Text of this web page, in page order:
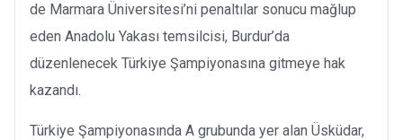
de Marmara Üniversitesi’ni penaltılar sonucu mağlup
eden Anadolu Yakası temsilcisi, Burdur’da
düzenlenecek Türkiye Şampiyonasına gitmeye hak
kazandı.
Türkiye Şampiyonasında A grubunda yer alan Üsküdar,